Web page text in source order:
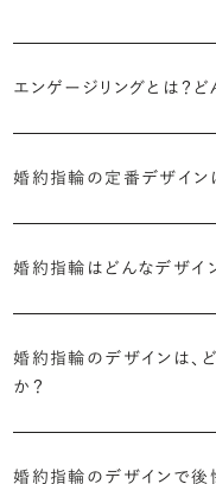
エンゲージリングとは？
リング」は婚約指輪の別名で
Ring（エンゲージメントリン
婚約指輪の定番デザイン
リリアンスプラスでも不動
婚約指輪はどんなデザイ
に留めた王道のデザイン「ソ
婚約指輪のデザインは、
か？
す。
婚約指輪のデザインで後